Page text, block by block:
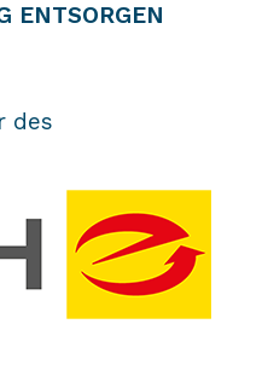
ENTSORGEN
des